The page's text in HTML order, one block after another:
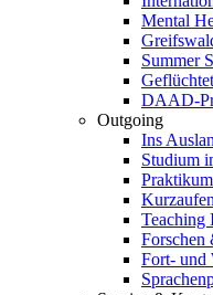
Mental
Summer
DAAD-
Outgoing
Ins
Studium
Teaching
Forschen
Fort- und